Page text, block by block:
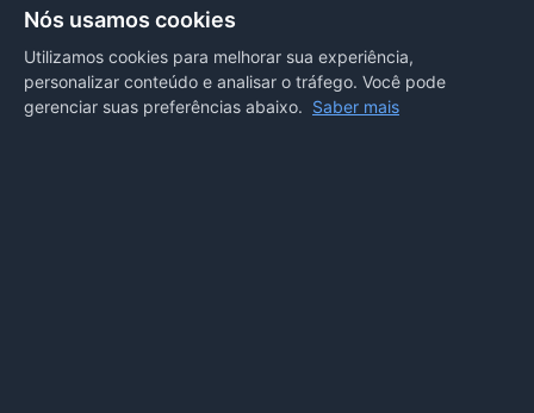
PORTAL COVID-19
Nós usamos cookies
Utilizamos cookies para melhorar sua experiência,
personalizar conteúdo e analisar o tráfego. Você pode
gerenciar suas preferências abaixo. Saber mais